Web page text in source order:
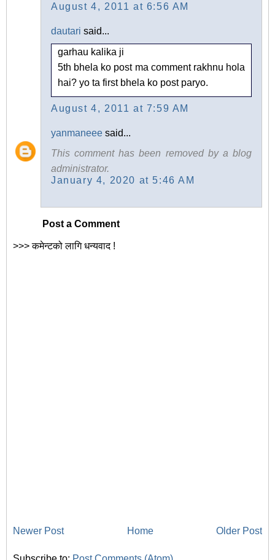
August 4, 2011 at 6:56 AM
dautari said...
garhau kalika ji
5th bhela ko post ma comment rakhnu hola
hai? yo ta first bhela ko post paryo.
August 4, 2011 at 7:59 AM
yanmaneee said...
This comment has been removed by a blog
administrator.
January 4, 2020 at 5:46 AM
Post a Comment
>>> कमेन्टको लागि धन्यवाद !
Newer Post Older Post
Home